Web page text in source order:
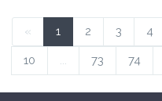
« 1 2 3 4
10 ... 73 74